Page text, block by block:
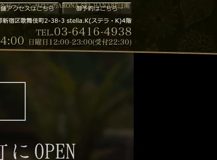
ゼーションサロンのARONA-SPA-HANAREは南